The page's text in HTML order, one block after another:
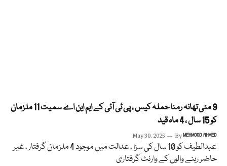
9 مئی تھانہ رمنا حملہ کیس ، پی ٹی آئی کے ایم این اے سمیت 11 ملزمان
کو 15 سال ، 4 ماہ قید
May 30, 2025 ByMEHMOOD AHMED
عبدالطیف کو 10 سال کی سزا ، عدالت میں موجود 4 ملزمان گرفتار ، غیر
حاضر رہنے والوں کے وارنٹ گرفتاری